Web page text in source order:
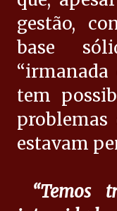
gestão,
base
“irmanada
tem
estavam
“Temos